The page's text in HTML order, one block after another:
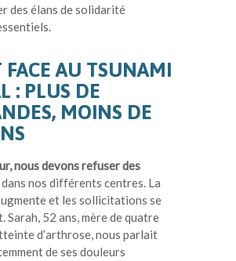
des élans de solidarité
FACE AU TSUNAMI
: PLUS DE
MOINS DE
nous devons refuser des
dans nos différents centres. La
et les sollicitations se
Sarah, 52 ans, mère de quatre
d’arthrose, nous parlait
de ses douleurs